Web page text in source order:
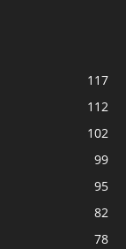
117
112
102
99
95
82
78